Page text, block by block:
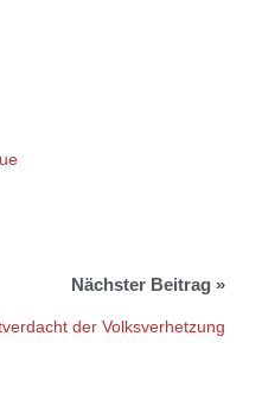
der Volksverhetzung